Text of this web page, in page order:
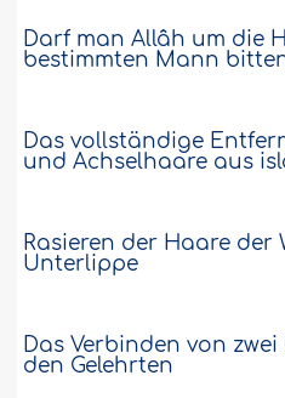
Darf man Allâh um die
bestimmten Mann
Das vollständige
und Achselhaare aus
Rasieren der Haare der
Unterlippe
Das Verbinden von
den Gelehrten